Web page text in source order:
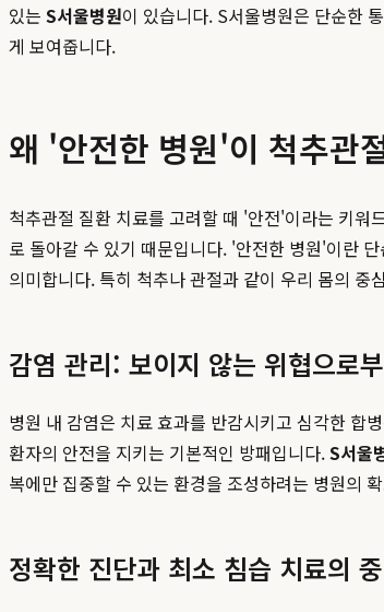
있는 S서울병원이 있습니다. S서울병원은 단순한
게 보여줍니다.
왜 '안전한 병원'이 척추관
척추관절 질환 치료를 고려할 때 '안전'이라는 키워
로 돌아갈 수 있기 때문입니다. '안전한 병원'이란
의미합니다. 특히 척추나 관절과 같이 우리 몸의
감염 관리: 보이지 않는 위협으로
병원 내 감염은 치료 효과를 반감시키고 심각한 합
환자의 안전을 지키는 기본적인 방패입니다.S서울
복에만 집중할 수 있는 환경을 조성하려는 병원의
정확한 진단과 최소 침습 치료의